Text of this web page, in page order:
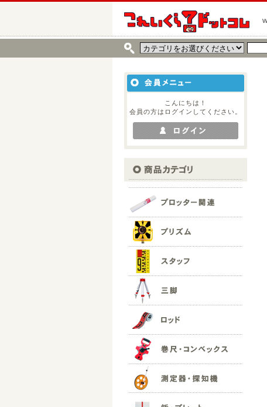
こんにちは！
会員の方はログインしてください。